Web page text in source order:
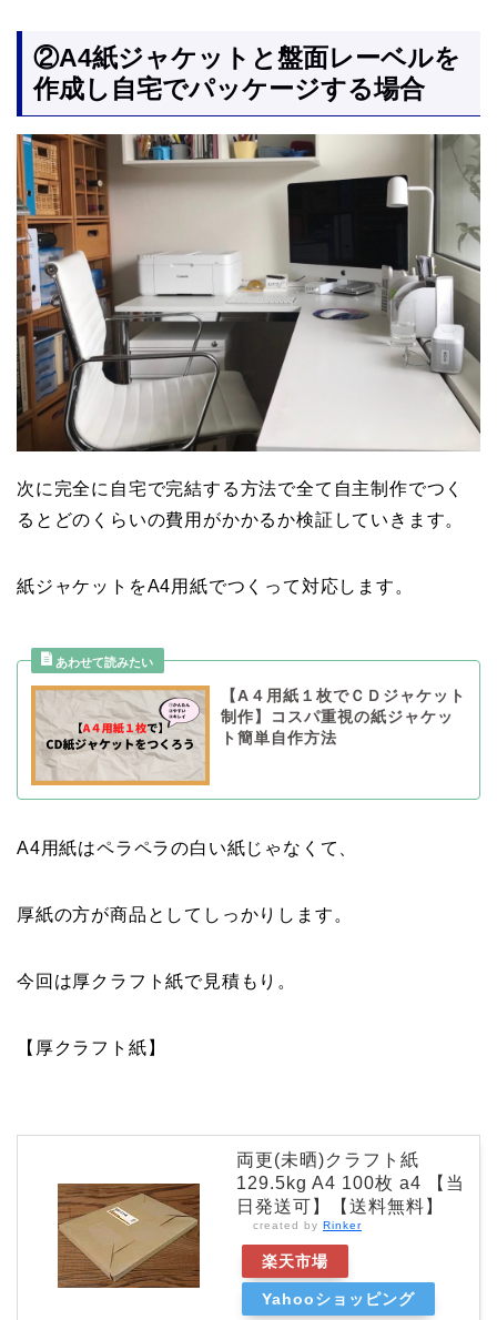
②A4紙ジャケットと盤面レーベルを
作成し自宅でパッケージする場合
次に完全に自宅で完結する方法で全て自主制作でつく
るとどのくらいの費用がかかるか検証していきます。
紙ジャケットをA4用紙でつくって対応します。
【A４用紙１枚でＣＤジャケット
制作】コスパ重視の紙ジャケッ
ト簡単自作方法
A4用紙はペラペラの白い紙じゃなくて、
厚紙の方が商品としてしっかりします。
今回は厚クラフト紙で見積もり。
【厚クラフト紙】
両更(未晒)クラフト紙
129.5kg A4 100枚 a4 【当
日発送可】【送料無料】
created by Rinker
楽天市場
Yahooショッピング